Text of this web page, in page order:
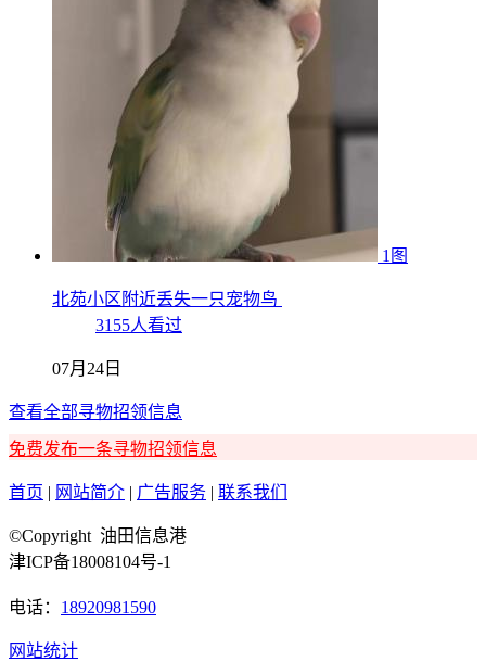
1图
北苑小区附近丢失一只宠物鸟
3155人看过
07月24日
查看全部寻物招领信息
免费发布一条寻物招领信息
首页 | 网站简介 | 广告服务 | 联系我们
©Copyright 油田信息港
津ICP备18008104号-1
电话： 18920981590
网站统计